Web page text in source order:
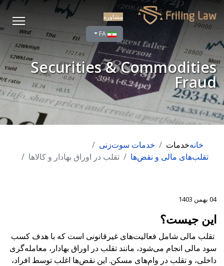
مشاوره
زبان خود را انتخاب کنید
FA
Securities & Commodities
Fraud
خانهخدمات
خدمات سوت‌زنی
تقلب‌های مالی و نقض‌ها
تقلب در اوراق بهادار و کالاها
04 بهمن 1403
این جیست؟
تقلب مالی شامل فعالیت‌های غیرقانونی است که با هدف کسب
سود مالی انجام می‌شود، مانند تقلب در اوراق بهادار، معامله‌گری
داخلی، و تقلب در وام‌های مسکن. این نقض‌ها اغلب توسط افراد،